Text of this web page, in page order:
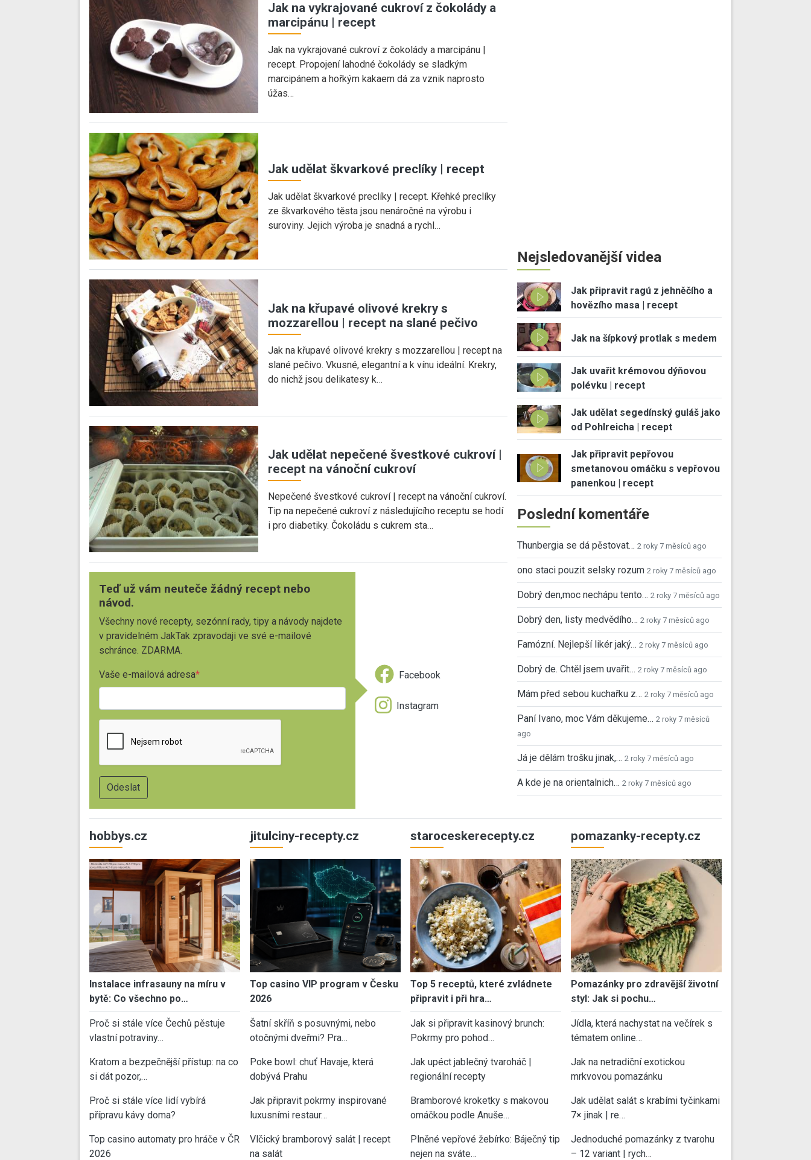
Jak na vykrajované cukroví z čokolády a
marcipánu | recept
Jak na vykrajované cukroví z čokolády a marcipánu |
recept. Propojení lahodné čokolády se sladkým
marcipánem a hořkým kakaem dá za vznik naprosto
úžas…
Jak udělat škvarkové preclíky | recept
Jak udělat škvarkové preclíky | recept. Křehké preclíky
ze škvarkového těsta jsou nenáročné na výrobu i
suroviny. Jejich výroba je snadná a rychl…
Jak na křupavé olivové krekry s
mozzarellou | recept na slané pečivo
Jak na křupavé olivové krekry s mozzarellou | recept na
slané pečivo. Vkusné, elegantní a k vínu ideální. Krekry,
do nichž jsou delikatesy k…
Jak udělat nepečené švestkové cukroví |
recept na vánoční cukroví
Nepečené švestkové cukroví | recept na vánoční cukroví.
Tip na nepečené cukroví z následujícího receptu se hodí
i pro diabetiky. Čokoládu s cukrem sta…
Teď už vám neuteče žádný recept nebo
návod.
Všechny nové recepty, sezónní rady, tipy a návody najdete
v pravidelném JakTak zpravodaji ve své e-mailové
schránce. ZDARMA.
Vaše e-mailová adresa Facebook
Instagram
Nejsledovanější videa
Jak připravit ragú z jehněčího a
hovězího masa | recept
Jak na šípkový protlak s medem
Jak uvařit krémovou dýňovou
polévku | recept
Jak udělat segedínský guláš jako
od Pohlreicha | recept
Jak připravit pepřovou
smetanovou omáčku s vepřovou
panenkou | recept
Poslední komentáře
Thunbergia se dá pěstovat… 2 roky 7 měsíců ago
ono staci pouzit selsky rozum 2 roky 7 měsíců ago
Dobrý den,moc nechápu tento… 2 roky 7 měsíců ago
Dobrý den, listy medvědího… 2 roky 7 měsíců ago
Famózní. Nejlepší likér jaký… 2 roky 7 měsíců ago
Dobrý de. Chtěl jsem uvařit… 2 roky 7 měsíců ago
Mám před sebou kuchařku z… 2 roky 7 měsíců ago
Paní Ivano, moc Vám děkujeme… 2 roky 7 měsíců
ago
Já je dělám trošku jinak,… 2 roky 7 měsíců ago
A kde je na orientalnich… 2 roky 7 měsíců ago
hobbys.cz
Instalace infrasauny na míru v
bytě: Co všechno po…
Proč si stále více Čechů pěstuje
vlastní potraviny…
Kratom a bezpečnější přístup: na co
si dát pozor,…
Proč si stále více lidí vybírá
přípravu kávy doma?
Top casino automaty pro hráče v ČR
2026
jitulciny-recepty.cz
Top casino VIP program v Česku
2026
Šatní skříň s posuvnými, nebo
otočnými dveřmi? Pra…
Poke bowl: chuť Havaje, která
dobývá Prahu
Jak připravit pokrmy inspirované
luxusními restaur…
Vlčický bramborový salát | recept
na salát
staroceskerecepty.cz
Top 5 receptů, které zvládnete
připravit i při hra…
Jak si připravit kasinový brunch:
Pokrmy pro pohod…
Jak upéct jablečný tvaroháč |
regionální recepty
Bramborové kroketky s makovou
omáčkou podle Anuše…
Plněné vepřové žebírko: Báječný tip
nejen na sváte…
pomazanky-recepty.cz
Pomazánky pro zdravější životní
styl: Jak si pochu…
Jídla, která nachystat na večírek s
tématem online…
Jak na netradiční exotickou
mrkvovou pomazánku
Jak udělat salát s krabími tyčinkami
7× jinak | re…
Jednoduché pomazánky z tvarohu
– 12 variant | rych…